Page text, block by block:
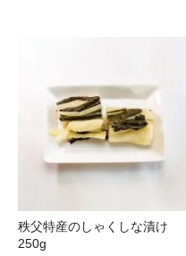
秩父特産のしゃくしな漬け
250g